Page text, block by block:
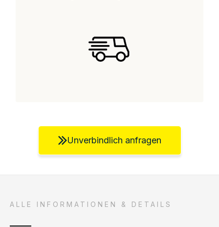
Unverbindlich anfragen
ALLE INFORMATIONEN & DETAILS